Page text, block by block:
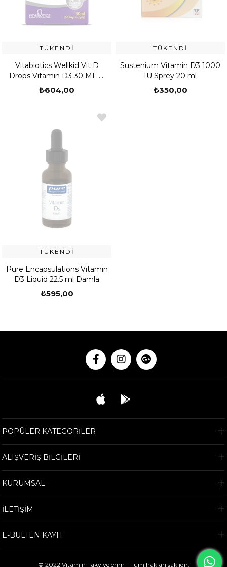
TÜKENDI
Vitabiotics Wellkid Vit D
Drops Vitamin D3 30 ML D
Vitamini İçeren Takviye Edici
Gıda
₺604,00
TÜKENDI
Sustenium Vitamin D3 1000
IU Sprey 20 ml
₺350,00
TÜKENDI
Pure Encapsulations Vitamin
D3 Liquid 22.5 ml Damla
₺595,00
POPÜLER KATEGORİLER
ALIŞVERİŞ BİLGİLERİ
KURUMSAL
İLETİŞİM
E-BÜLTEN KAYIT
© 2022 Vitamin Takviyelerim - Tüm hakları saklıdır.